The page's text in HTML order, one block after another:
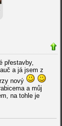
přestavby,
a já jsem z
nový
a můj
na tohle je